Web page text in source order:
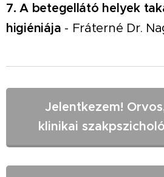
7. A betegellátó helyek
higiéniája - Fráterné Dr.
Jelentkezem!
klinikai